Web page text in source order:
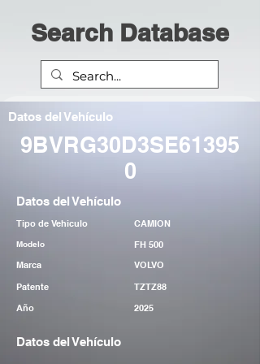
Search Database
Datos del Vehículo
9BVRG30D3SE61395
0
Datos del Vehículo
Tipo de Vehiculo CAMION
Modelo
FH 500
Marca
VOLVO
Patente
TZTZ88
Año
2025
Datos del Vehículo